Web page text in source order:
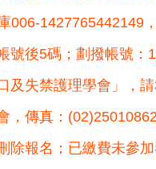
006-1427765442149
號後5碼；劃撥帳號：
及失禁護理學會」，
，傳真：
除報名；已繳費未參